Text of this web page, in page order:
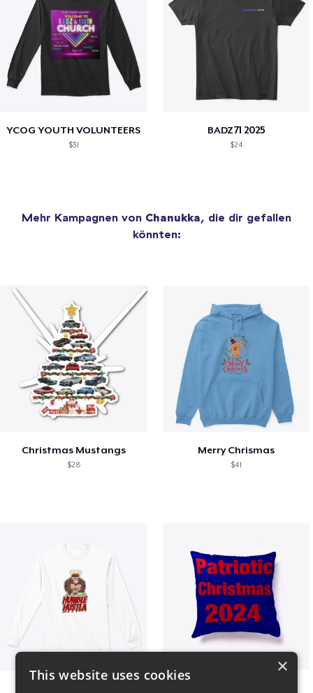
YCOG YOUTH VOLUNTEERS
$31
BADZ71 2025
$24
Mehr Kampagnen von Chanukka, die dir gefallen
könnten:
Christmas Mustangs
$28
Merry Chrismas
$41
×
This website uses cookies